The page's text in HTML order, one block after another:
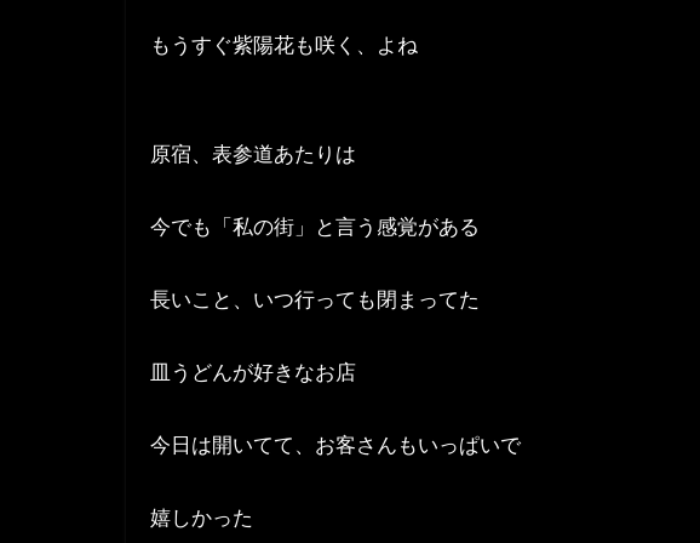
もうすぐ紫陽花も咲く、よね
原宿、表参道あたりは
今でも「私の街」と言う感覚がある
長いこと、いつ行っても閉まってた
皿うどんが好きなお店
今日は開いてて、お客さんもいっぱいで
嬉しかった